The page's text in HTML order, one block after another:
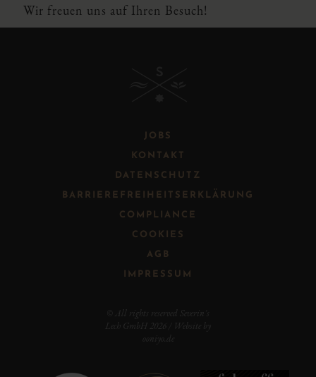
Wir freuen uns auf Ihren Besuch!
JOBS
KONTAKT
DATENSCHUTZ
BARRIEREFREIHEITSERKLÄRUNG
COMPLIANCE
COOKIES
AGB
IMPRESSUM
© All rights reserved Severin's
Lech GmbH 2026 / Website by
ooniyo.de